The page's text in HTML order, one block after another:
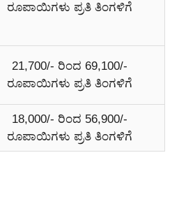
ರೂಪಾಯಿಗಳು ಪ್ರತಿ ತಿಂಗಳಿಗೆ
21,700/- ರಿಂದ 69,100/-
ರೂಪಾಯಿಗಳು ಪ್ರತಿ ತಿಂಗಳಿಗೆ
18,000/- ರಿಂದ 56,900/-
ರೂಪಾಯಿಗಳು ಪ್ರತಿ ತಿಂಗಳಿಗೆ